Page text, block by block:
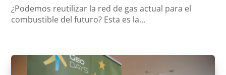
¿Podemos reutilizar la red de gas actual para el
combustible del futuro? Esta es la...